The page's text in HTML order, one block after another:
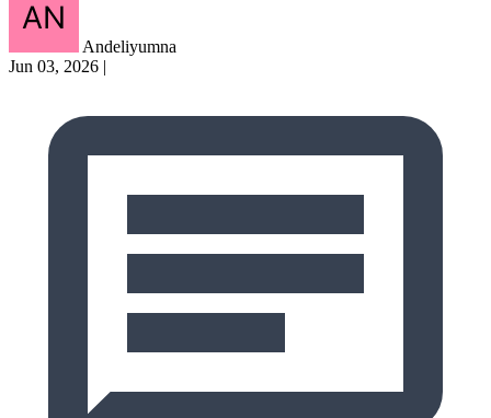
Andeliyumna
Jun 03, 2026 |